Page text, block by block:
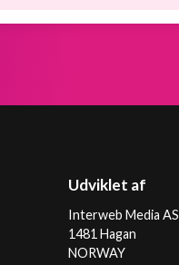
Udviklet af
Interweb Media AS
1481 Hagan
NORWAY